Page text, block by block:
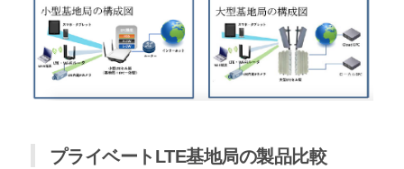
プライベートLTE基地局の製品比較